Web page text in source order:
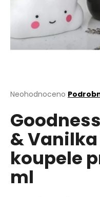
Průměrné
produktu
je
0,0
z
5
hvězdiček.
Neohodnoceno
&
koupele
ml
í
t
D
o
p